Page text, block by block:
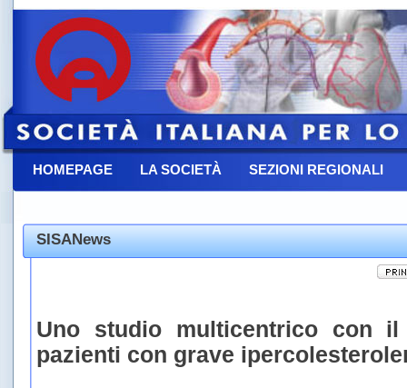
HOMEPAGE LA SOCIETÀ SEZIONI REGIONALI
SISANews
Uno studio multicentrico con il
pazienti con grave